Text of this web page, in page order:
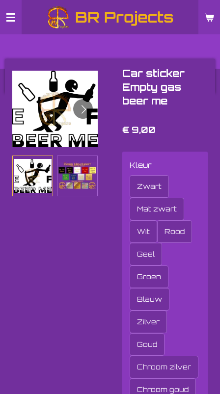
direct
hoofdinhoud
BR Projects
Car sticker
Empty gas
beer me
€ 9,00
Kleur
Zwart
Mat zwart
Wit Rood
Geel
Groen
Blauw
Zilver
Goud
Chroom zilver
Chroom goud